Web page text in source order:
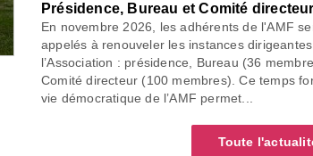
Présidence, Bureau et Comité directeur
En novembre 2026, les adhérents de l'AMF
appelés à renouveler les instances
l’Association : présidence, Bureau (36
Comité directeur (100 membres). Ce temps
vie démocratique de l’AMF permet...
Toute